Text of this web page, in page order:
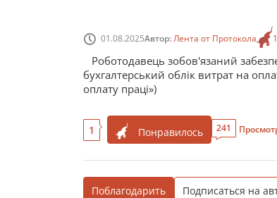
01.08.2025Автор:Лента от Протокола 1
Роботодавець зобов'язаний
бухгалтерський облік витрат на
оплату праці»)
1 Понравилось 241
Поблагодарить Подписаться на